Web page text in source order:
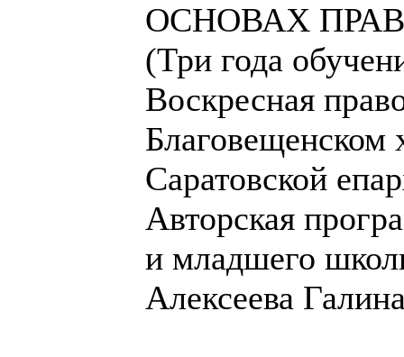
ОСНОВАХ
(Три года
Воскресная
Благовещенском
Саратовской
Авторская
и младшего
Алексеева